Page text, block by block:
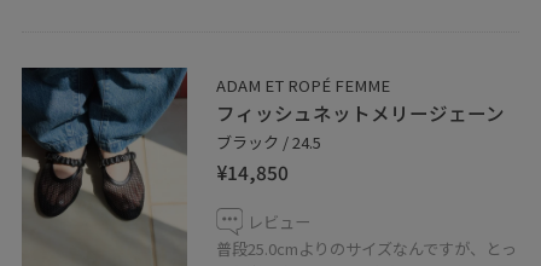
お気に入りのショップ、スタッフ、スタイリングを♡を
タップして保存していただけます。
《お気に入り》からすぐにご覧いただけますのでとても
便利！是非ご活用下さい！
◾️ 藤井大丸オンラインショップにも一部掲載しておりま
ADAM ET ROPÉ FEMME
フィッシュネットメリージェーン
ブラック / 24.5
¥14,850
レビュー
普段25.0cmよりのサイズなんですが、とっ